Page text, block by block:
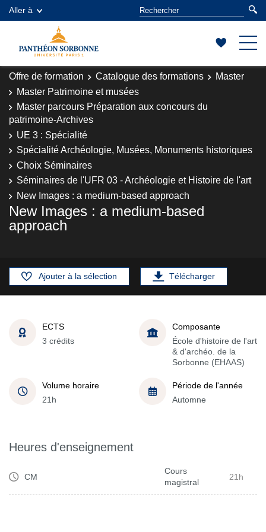
Aller à
Offre de formation Catalogue des formations
Master
Master Patrimoine et musées
Master parcours Préparation aux concours du
patrimoine-Archives
UE 3 : Spécialité
Spécialité Archéologie, Musées, Monuments historiques
Choix Séminaires
Séminaires de l'UFR 03 - Archéologie et Histoire de l'art
New Images : a medium-based approach
New Images : a medium-based
approach
Ajouter à la sélection Télécharger
ECTS
3 crédits
Composante
École d'histoire de l'art
& d'archéo. de la
Sorbonne (EHAAS)
Volume horaire
21h
Période de l'année
Automne
Heures d'enseignement
CM
Cours
magistral
21h